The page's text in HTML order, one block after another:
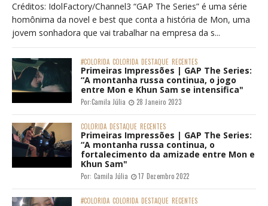
Créditos: IdolFactory/Channel3 “GAP The Series” é uma série
homônima da novel e best que conta a história de Mon, uma
jovem sonhadora que vai trabalhar na empresa da s...
#COLORIDA COLORIDA DESTAQUE RECENTES
Primeiras Impressões | GAP The Series:
“A montanha russa continua, o jogo
entre Mon e Khun Sam se intensifica"
Por:Camila Júlia 28 Janeiro 2023
COLORIDA DESTAQUE RECENTES
Primeiras Impressões | GAP The Series:
“A montanha russa continua, o
fortalecimento da amizade entre Mon e
Khun Sam"
Por: Camila Júlia 17 Dezembro 2022
#COLORIDA COLORIDA DESTAQUE RECENTES